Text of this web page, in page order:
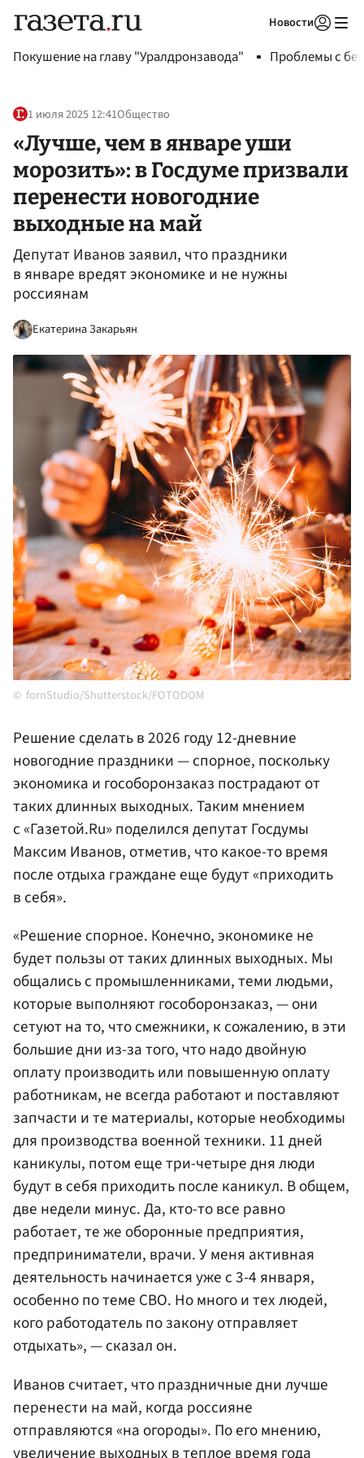
Новости
Покушение на главу "Уралдронзавода" Проблемы с
1 июля 2025 12:41Общество
«Лучше, чем в январе уши
морозить»: в Госдуме призвали
перенести новогодние
выходные на май
Депутат Иванов заявил, что праздники
в январе вредят экономике и не нужны
россиянам
Екатерина Закарьян
fornStudio/Shutterstock/FOTODOM
Решение сделать в 2026 году 12-дневние
новогодние праздники — спорное, поскольку
экономика и гособоронзаказ пострадают от
таких длинных выходных. Таким мнением
с «Газетой.Ru» поделился депутат Госдумы
Максим Иванов, отметив, что какое-то время
после отдыха граждане еще будут «приходить
в себя».
«Решение спорное. Конечно, экономике не
будет пользы от таких длинных выходных. Мы
общались с промышленниками, теми людьми,
которые выполняют гособоронзаказ, — они
сетуют на то, что смежники, к сожалению, в эти
большие дни из-за того, что надо двойную
оплату производить или повышенную оплату
работникам, не всегда работают и поставляют
запчасти и те материалы, которые необходимы
для производства военной техники. 11 дней
каникулы, потом еще три-четыре дня люди
будут в себя приходить после каникул. В общем,
две недели минус. Да, кто-то все равно
работает, те же оборонные предприятия,
предприниматели, врачи. У меня активная
деятельность начинается уже с 3-4 января,
особенно по теме СВО. Но много и тех людей,
кого работодатель по закону отправляет
отдыхать», — сказал он.
Иванов считает, что праздничные дни лучше
перенести на май, когда россияне
отправляются «на огороды». По его мнению,
увеличение выходных в теплое время года